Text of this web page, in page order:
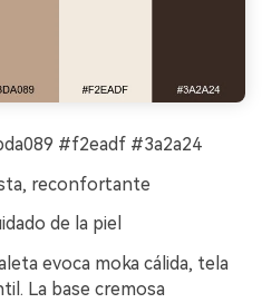
#f2eadf #3a2a24
reconfortante
de la piel
evoca moka cálida, tela
La base cremosa